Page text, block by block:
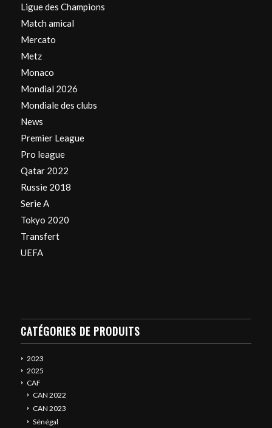
Ligue des Champions
Match amical
Mercato
Metz
Monaco
Mondial 2026
Mondiale des clubs
News
Premier League
Pro league
Qatar 2022
Russie 2018
Serie A
Tokyo 2020
Transfert
UEFA
CATÉGORIES DE PRODUITS
2023
2025
CAF
CAN 2022
CAN 2023
Sénégal